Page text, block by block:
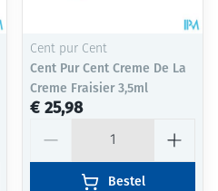
Cent pur Cent
Cent Pur Cent Creme De La
Creme Fraisier 3,5ml
€ 25,98
Bestel